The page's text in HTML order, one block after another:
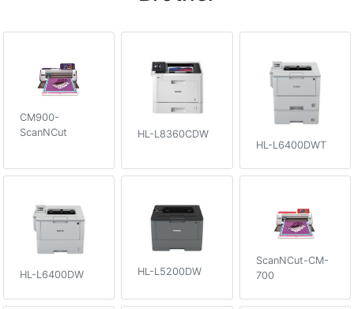
CM900-
ScanNCut
HL-L8360CDW
HL-L6400DWT
HL-L6400DW HL-L5200DW
ScanNCut-CM-
700